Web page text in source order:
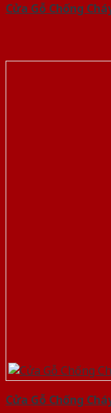
Cửa Gỗ Chống
Cửa Gỗ Chống